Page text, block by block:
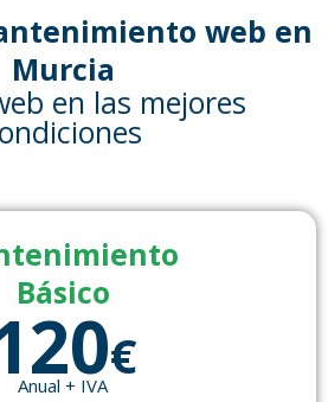
web en
Murcia
en las mejores
Básico
€
Anual + IVA